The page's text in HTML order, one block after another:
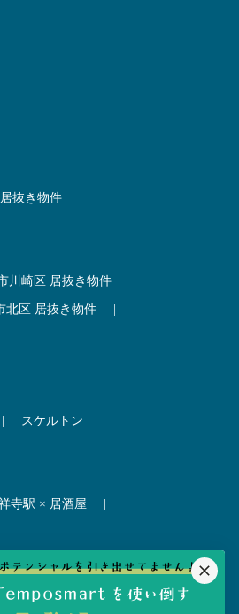
抜き物件
川崎区 居抜き物件
北区 居抜き物件
スケルトン
寺駅 × 居酒屋